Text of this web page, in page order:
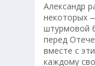
Александр
некоторых
штурмовой
перед
вместе с
каждому